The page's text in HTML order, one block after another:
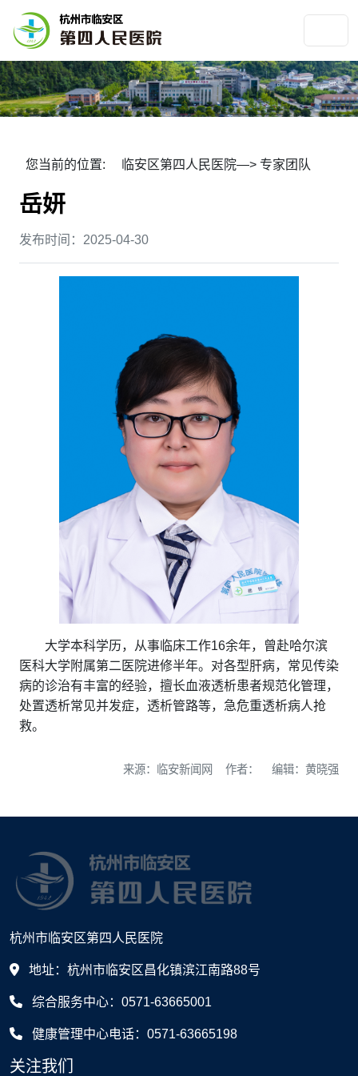
您当前的位置: 临安区第四人民医院—> 专家团队
岳妍
发布时间：2025-04-30
大学本科学历，从事临床工作16余年，曾赴哈尔滨
医科大学附属第二医院进修半年。对各型肝病，常见传染
病的诊治有丰富的经验，擅长血液透析患者规范化管理，
处置透析常见并发症，透析管路等，急危重透析病人抢
救。
来源：临安新闻网 作者： 编辑：黄晓强
杭州市临安区第四人民医院
地址：杭州市临安区昌化镇滨江南路88号
综合服务中心：0571-63665001
健康管理中心电话：0571-63665198
关注我们